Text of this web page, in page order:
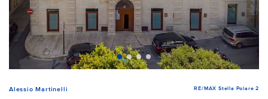
Alessio Martinelli RE/MAX Stella Polare 2